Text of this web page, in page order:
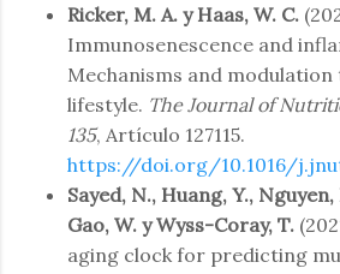
Ricker, M. A. y Haas, W. C.
Immunosenescence and
Mechanisms and
lifestyle. The Journal of
135, Artículo 127115.
https://doi.org/10.1016/
Sayed, N., Huang, Y.,
Gao, W. y Wyss-Coray, T.
aging clock for predicting